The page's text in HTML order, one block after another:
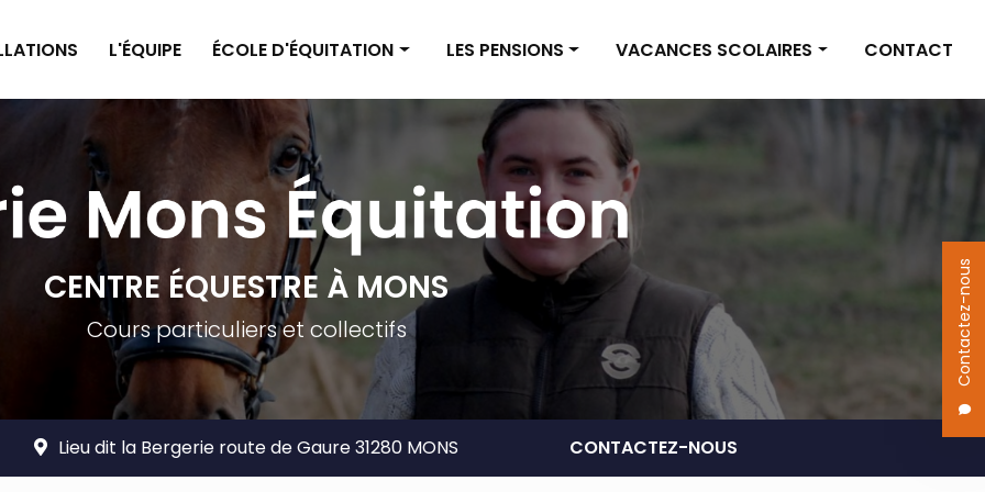
Contactez-nous
L'ÉQUIPE ÉCOLE D'ÉQUITATION
Enseignement poney
Enseignement cheval
Planning
Tarifs
LES PENSIONS
Pension box
Pension pré
Tarif des pensions
VACANCES SCOLAIRES
Actualités
CONTACT
CENTRE ÉQUESTRE À MONS
Cours particuliers et collectifs
Lieu dit la Bergerie route de Gaure 31280 MONS CONTACTEZ-NOUS